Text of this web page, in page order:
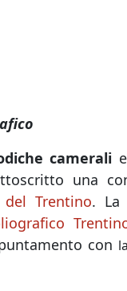
camerali
una
Trentino. La
con